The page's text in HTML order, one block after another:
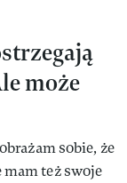
może
sobie, że
mam też swoje